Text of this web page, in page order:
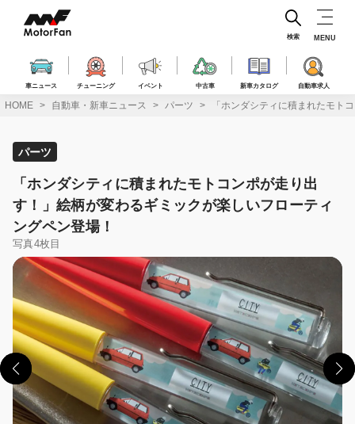
ス
車ニュース チューニング イベント 中古車 新車カタログ 自動車求人
検索 MENU
HOME 自動車・新車ニュース パーツ 「ホンダシティに積まれたモト
パーツ
「ホンダシティに積まれたモトコンポが走り出
す！」絵柄が変わるギミックが楽しいフローティ
ングペン登場！
写真4枚目